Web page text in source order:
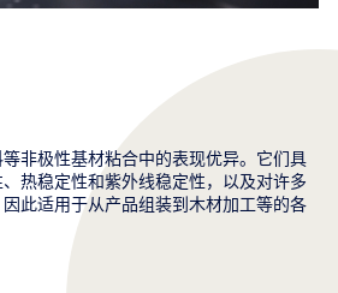
非极性基材粘合中的表现优异。它们具
热稳定性和紫外线稳定性，以及对许多
此适用于从产品组装到木材加工等的各